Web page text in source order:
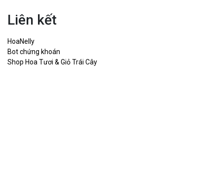
Liên kết
HoaNelly
Bot chứng khoán
Shop Hoa Tươi & Giỏ Trái Cây